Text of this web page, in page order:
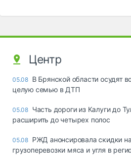
Центр
05.08 В Брянской области осудят
целую семью в ДТП
05.08 Часть дороги из Калуги до
расширить до четырех полос
05.08 РЖД анонсировала скидки
грузоперевозки мяса и угля в